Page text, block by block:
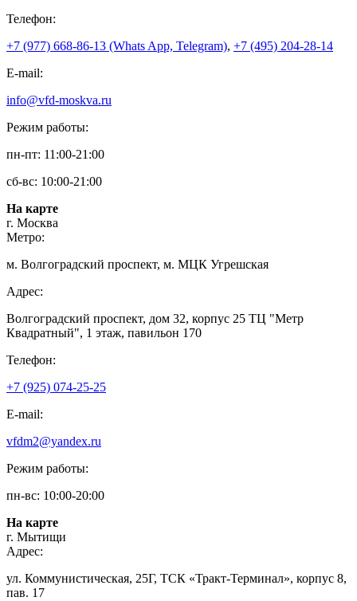
Телефон:
+7 (977) 668-86-13 (Whats App, Telegram), +7 (495) 204-28-14
E-mail:
info@vfd-moskva.ru
Режим работы:
пн-пт: 11:00-21:00
сб-вс: 10:00-21:00
На карте
г. Москва
Метро:
м. Волгоградский проспект, м. МЦК Угрешская
Адрес:
Волгоградский проспект, дом 32, корпус 25 ТЦ "Метр
Квадратный", 1 этаж, павильон 170
Телефон:
+7 (925) 074-25-25
E-mail:
vfdm2@yandex.ru
Режим работы:
пн-вс: 10:00-20:00
На карте
г. Мытищи
Адрес:
ул. Коммунистическая, 25Г, ТСК «Тракт-Терминал», корпус 8,
пав. 17